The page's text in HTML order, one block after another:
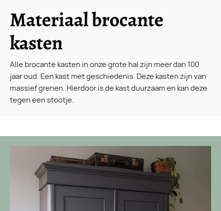
Materiaal brocante
kasten
Alle brocante kasten in onze grote hal zijn meer dan 100
jaar oud. Een kast met geschiedenis. Deze kasten zijn van
massief grenen. Hierdoor is de kast duurzaam en kan deze
tegen een stootje.